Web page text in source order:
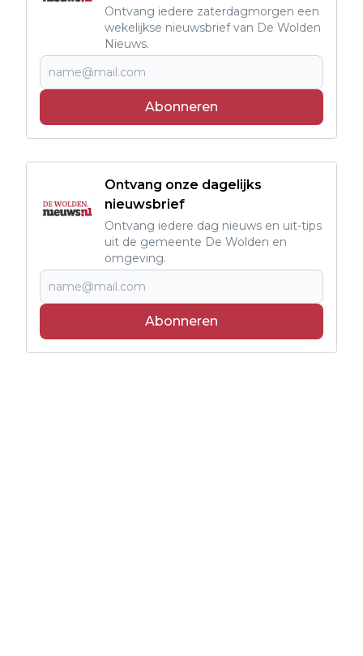
Ontvang iedere zaterdagmorgen een
wekelijkse nieuwsbrief van De Wolden
Nieuws.
Abonneren
Ontvang onze dagelijks
nieuwsbrief
Ontvang iedere dag nieuws en uit-tips
uit de gemeente De Wolden en
omgeving.
Abonneren